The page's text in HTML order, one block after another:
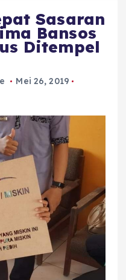
Sasaran
Bansos
Ditempel
Mei 26, 2019